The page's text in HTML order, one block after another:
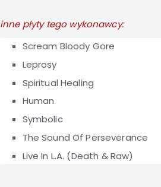
inne płyty tego wykonawcy:
Scream Bloody Gore
Leprosy
Spiritual Healing
Human
Symbolic
The Sound Of Perseverance
Live In L.A. (Death & Raw)